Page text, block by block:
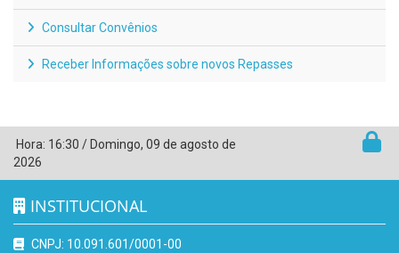
Consultar Convênios
Receber Informações sobre novos Repasses
Hora: 16:30 / Domingo, 09 de agosto de
2026
INSTITUCIONAL
CNPJ: 10.091.601/0001-00